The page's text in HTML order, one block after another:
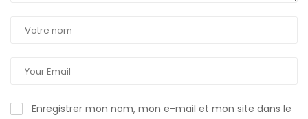
Enregistrer mon nom, mon e-mail et mon site dans le